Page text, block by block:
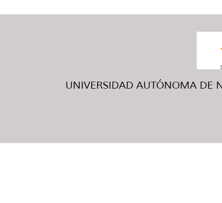
UNIVERSIDAD AUTÓNOMA DE